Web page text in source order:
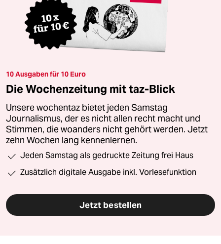
10 Ausgaben für 10 Euro
Die Wochenzeitung mit taz-Blick
Unsere wochentaz bietet jeden Samstag
Journalismus, der es nicht allen recht macht und
Stimmen, die woanders nicht gehört werden. Jetzt
zehn Wochen lang kennenlernen.
Jeden Samstag als gedruckte Zeitung frei Haus
Zusätzlich digitale Ausgabe inkl. Vorlesefunktion
Jetzt bestellen